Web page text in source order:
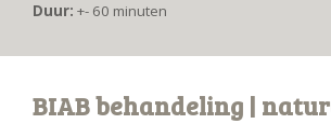
Duur: +- 60 minuten
BIAB behandeling |